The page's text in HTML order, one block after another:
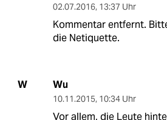
02.07.2016, 13:37 Uhr
Kommentar entfernt.
die Netiquette.
W Wu
10.11.2015, 10:34 Uhr
Vor allem, die Leute